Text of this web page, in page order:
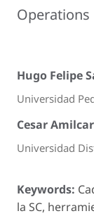
Operations
Hugo Felipe
Universidad
Cesar
Universidad
Keywords:
la SC,